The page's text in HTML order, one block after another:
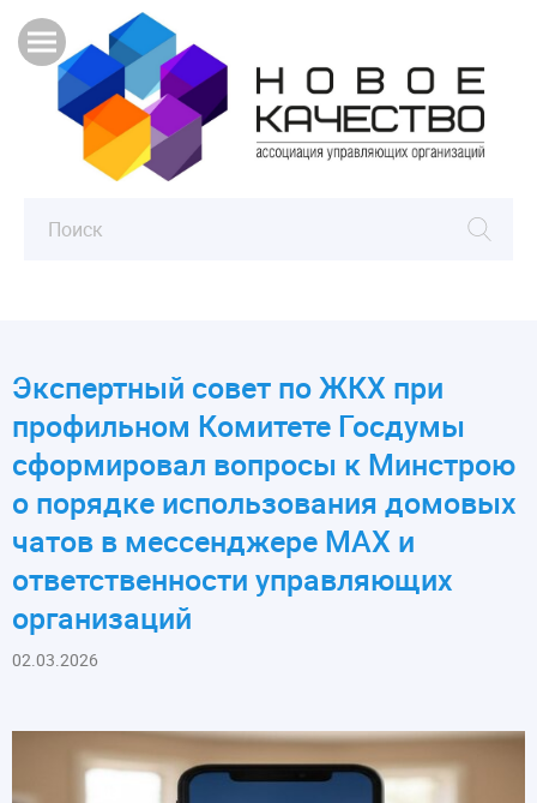
Экспертный совет по ЖКХ при
профильном Комитете Госдумы
сформировал вопросы к Минстрою
о порядке использования домовых
чатов в мессенджере MAX и
ответственности управляющих
организаций
02.03.2026